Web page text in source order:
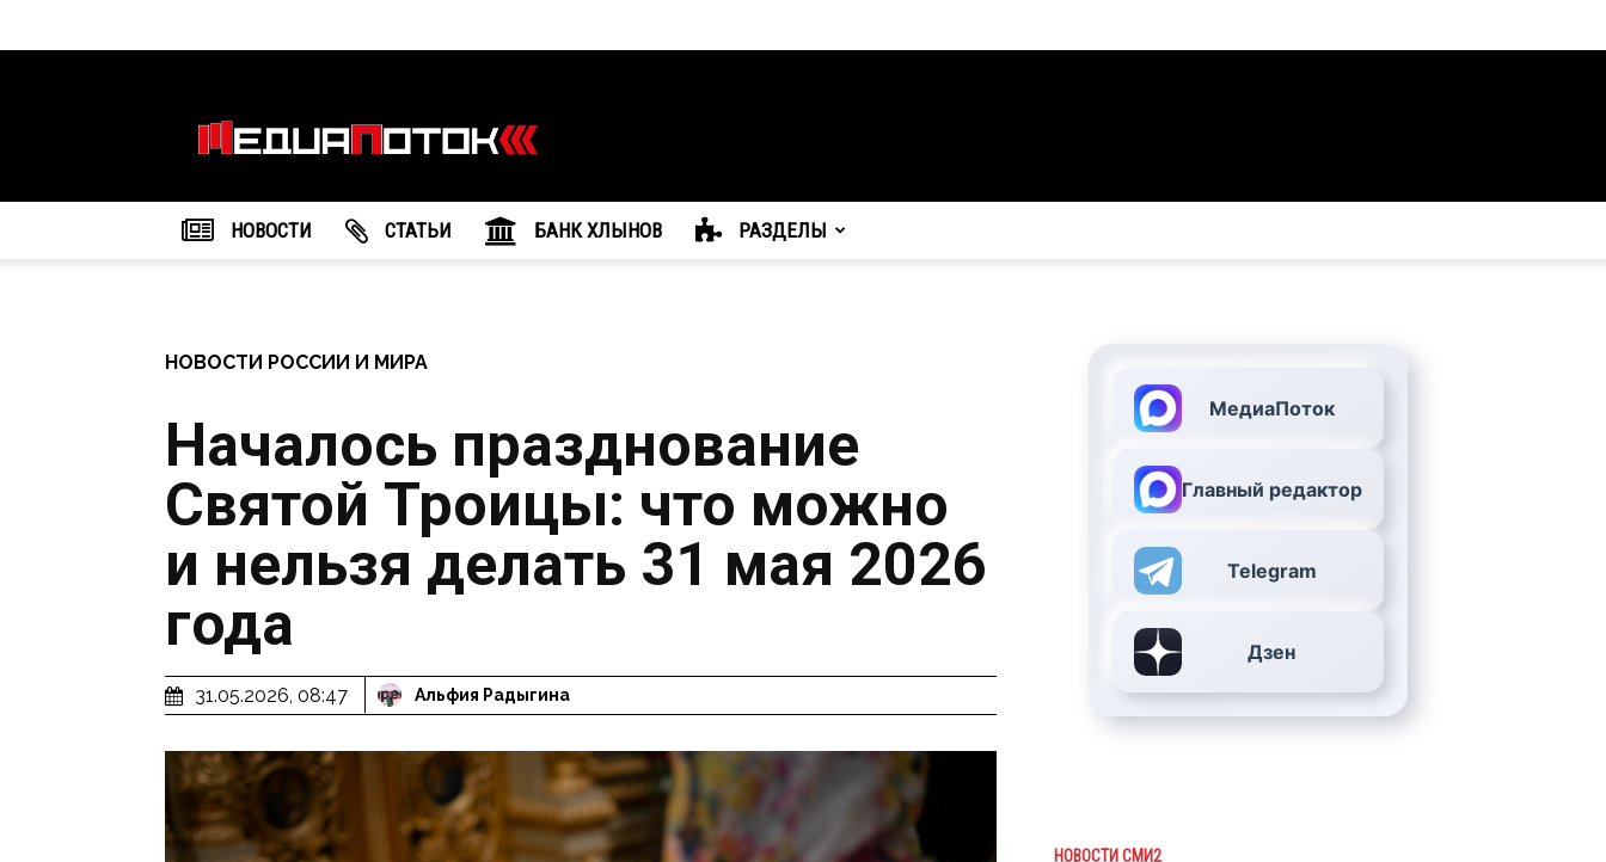
агентство
"МедиаПоток"
НОВОСТИ CТАТЬИ БАНК ХЛЫНОВ РАЗДЕЛЫ
НОВОСТИ РОССИИ И МИРА
Началось празднование
Святой Троицы: что можно
и нельзя делать 31 мая 2026
года
31.05.2026, 08:47 Альфия Радыгина
МедиаПоток
Главный редактор
Telegram
Дзен
НОВОСТИ СМИ2